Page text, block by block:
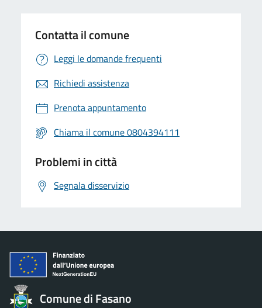
Contatta il comune
Leggi le domande frequenti
Richiedi assistenza
Prenota appuntamento
Chiama il comune 0804394111
Problemi in città
Segnala disservizio
Comune di Fasano